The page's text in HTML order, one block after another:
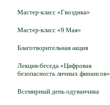
Мастер-класс «Гвоздика»
Мастер-класс «9 Мая»
Благотворительная акция
Лекция-беседа «Цифровая
безопасность личных финансов»
Всемирный день одуванчика